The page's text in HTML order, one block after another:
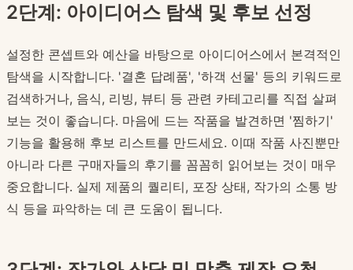
2단계: 아이디어스 탐색 및 후보 선정
설정한 콘셉트와 예산을 바탕으로 아이디어스에서 본격적인
탐색을 시작합니다. '결혼 답례품', '하객 선물' 등의 키워드로
검색하거나, 음식, 리빙, 뷰티 등 관련 카테고리를 직접 살펴
보는 것이 좋습니다. 마음에 드는 작품을 발견하면 '찜하기'
기능을 활용해 후보 리스트를 만드세요. 이때 작품 사진뿐만
아니라 다른 구매자들의 후기를 꼼꼼히 읽어보는 것이 매우
중요합니다. 실제 제품의 퀄리티, 포장 상태, 작가의 소통 방
식 등을 파악하는 데 큰 도움이 됩니다.